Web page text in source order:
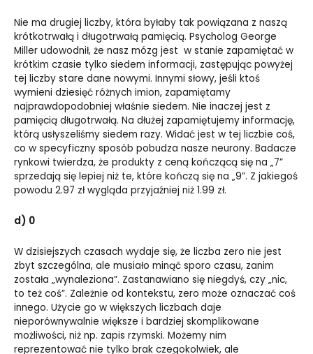
Nie ma drugiej liczby, która byłaby tak powiązana z naszą
krótkotrwałą i długotrwałą pamięcią. Psycholog George
Miller udowodnił, że nasz mózg jest w stanie zapamiętać w
krótkim czasie tylko siedem informacji, zastępując powyżej
tej liczby stare dane nowymi. Innymi słowy, jeśli ktoś
wymieni dziesięć różnych imion, zapamiętamy
najprawdopodobniej właśnie siedem. Nie inaczej jest z
pamięcią długotrwałą. Na dłużej zapamiętujemy informację,
którą usłyszeliśmy siedem razy. Widać jest w tej liczbie coś,
co w specyficzny sposób pobudza nasze neurony. Badacze
rynkowi twierdza, że produkty z ceną kończącą się na „7”
sprzedają się lepiej niż te, które kończą się na „9”. Z jakiegoś
powodu 2.97 zł wygląda przyjaźniej niż 1.99 zł.
d) 0
W dzisiejszych czasach wydaje się, że liczba zero nie jest
zbyt szczególna, ale musiało minąć sporo czasu, zanim
została „wynaleziona”. Zastanawiano się niegdyś, czy „nic,
to też coś”. Zależnie od kontekstu, zero może oznaczać coś
innego. Użycie go w większych liczbach daje
nieporównywalnie większe i bardziej skomplikowane
możliwości, niż np. zapis rzymski. Możemy nim
reprezentować nie tylko brak czegokolwiek, ale